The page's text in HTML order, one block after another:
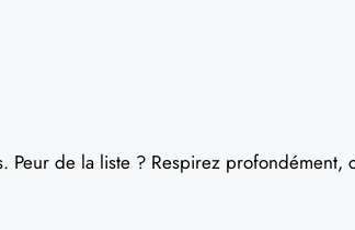
de la liste ? Respirez profondément,